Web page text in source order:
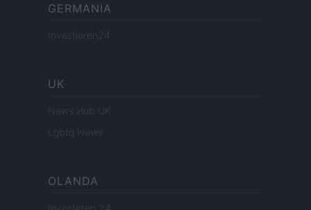
GERMANIA
Investieren24
UK
News Hub UK
Lgbtq News
OLANDA